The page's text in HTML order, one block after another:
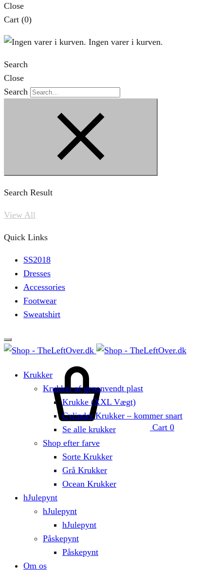
Close
Cart (0)
Ingen varer i kurven.
Search
Close
Search
Search Result
View All
Quick Links
SS2018
Dresses
Accessories
Footwear
Sweatshirt
Cart 0
Krukker
Krukker af genanvendt plast
Krukke (XXL Vægt)
Cylinder Krukker – kommer snart
Se alle krukker
Shop efter farve
Sorte Krukker
Grå Krukker
Ocean Krukker
hJulepynt
hJulepynt
hJulepynt
Påskepynt
Påskepynt
Om os